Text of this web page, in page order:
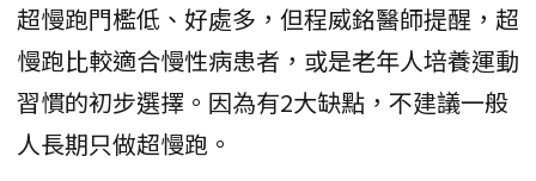
超慢跑門檻低、好處多，但程威銘醫師提醒，超
慢跑比較適合慢性病患者，或是老年人培養運動
習慣的初步選擇。因為有2大缺點，不建議一般
人長期只做超慢跑。